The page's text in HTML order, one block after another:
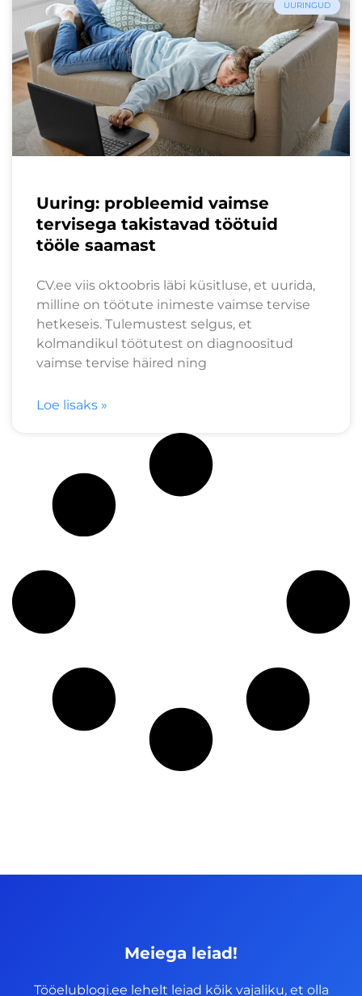
UURINGUD
Uuring: probleemid vaimse
tervisega takistavad töötuid
tööle saamast
CV.ee viis oktoobris läbi küsitluse, et uurida,
milline on töötute inimeste vaimse tervise
hetkeseis. Tulemustest selgus, et
kolmandikul töötutest on diagnoositud
vaimse tervise häired ning
Loe lisaks »
Meiega leiad!
Tööelublogi.ee lehelt leiad kõik vajaliku, et olla